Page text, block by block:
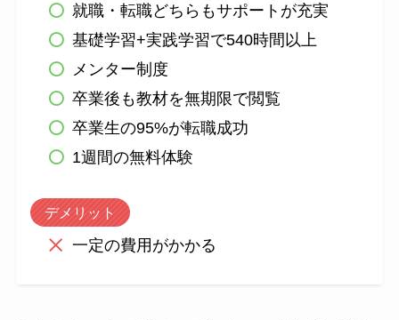
就職・転職どちらもサポートが充実
基礎学習+実践学習で540時間以上
メンター制度
卒業後も教材を無期限で閲覧
卒業生の95%が転職成功
1週間の無料体験
デメリット
一定の費用がかかる